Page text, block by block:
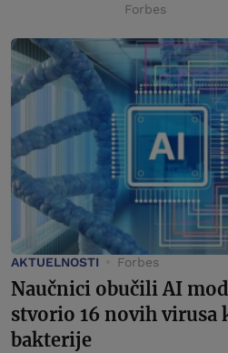
Forbes
AKTUELNOSTI Forbes
Naučnici obučili AI
stvorio 16 novih virusa
bakterije